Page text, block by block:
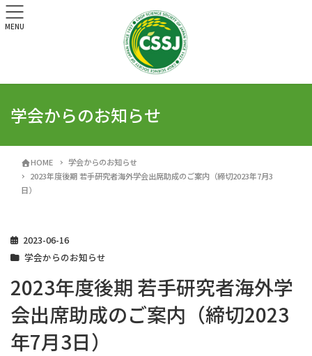
学会からのお知らせ
HOME
学会からのお知らせ
2023年度後期 若手研究者海外学会出席助成のご案内（締切2023年7月3
日）
2023-06-16
学会からのお知らせ
2023年度後期 若手研究者海外学
会出席助成のご案内（締切2023
年7月3日）
MENU